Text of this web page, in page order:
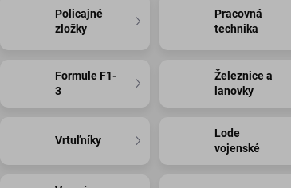
Policajné
zložky
Pracovná
technika
Formule F1-
3
Železnice a
lanovky
Vrtuľníky
Lode
vojenské